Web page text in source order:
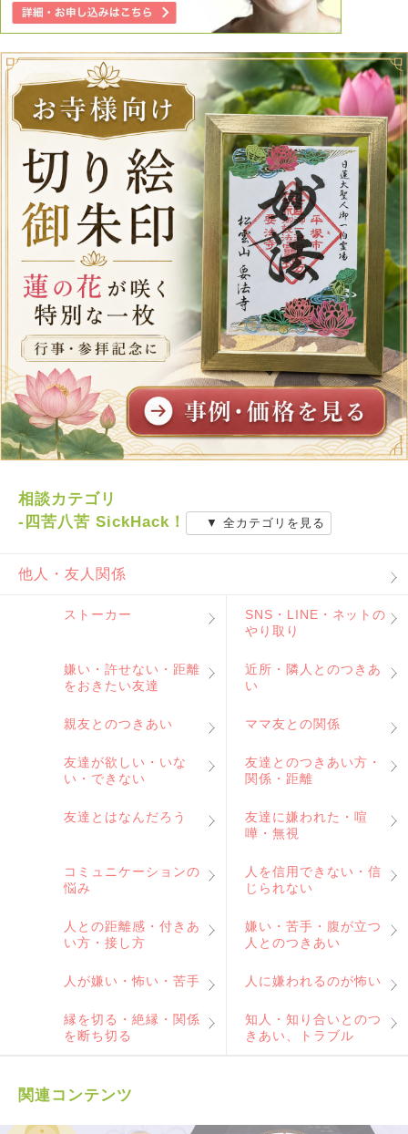
相談カテゴリ
-四苦八苦 SickHack！
▼ 全カテゴリを見る
他人・友人関係
ストーカー
SNS・LINE・ネットの
やり取り
嫌い・許せない・距離
をおきたい友達
近所・隣人とのつきあ
い
親友とのつきあい ママ友との関係
友達が欲しい・いな
い・できない
友達とのつきあい方・
関係・距離
友達とはなんだろう
友達に嫌われた・喧
嘩・無視
コミュニケーションの
悩み
人を信用できない・信
じられない
人との距離感・付きあ
い方・接し方
嫌い・苦手・腹が立つ
人とのつきあい
人が嫌い・怖い・苦手 人に嫌われるのが怖い
縁を切る・絶縁・関係
を断ち切る
知人・知り合いとのつ
きあい、トラブル
関連コンテンツ